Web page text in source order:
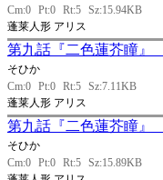
Cm:0 Pt:0 Rt:5 Sz:15.94KB
蓬莱人形 アリス
第九話『二色蓮芥瞳
そひか
Cm:0 Pt:0 Rt:5 Sz:7.11KB
蓬莱人形 アリス
第九話『二色蓮芥瞳
そひか
Cm:0 Pt:0 Rt:5 Sz:15.89KB